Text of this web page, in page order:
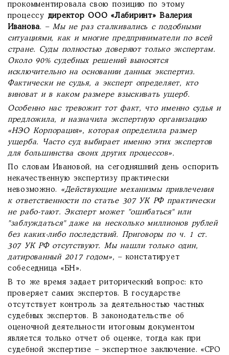
прокомментировала свою позицию по этому
процессу директор ООО «Лабиринт» Валерия
Иванова. –Мы не раз сталкивались с подобными
ситуациями, как и многие предприниматели по всей
стране. Суды полностью доверяют только экспертам.
Около 90% судебных решений выносятся
исключительно на основании данных экспертиз.
Фактически не судья, а эксперт определяет, кто
виноват и в каком размере взыскивать ущерб.
Особенно нас тревожит тот факт, что именно судья и
предложила, и назначила экспертную организацию
«НЭО Корпорация», которая определила размер
ущерба. Часто суд выбирает именно этих экспертов
для большинства своих других процессов».
По словам Ивановой, на сегодняшний день оспорить
некачественную экспертизу практически
невозможно. «Действующие механизмы привлечения
к ответственности по статье 307 УК РФ практически
не рабо-тают. Эксперт может "ошибаться" или
"заблуждаться" даже на несколько миллионов рублей
без каких-либо последствий. Приговоры по ч. 1 ст.
307 УК РФ отсутствуют. Мы нашли только один,
датированный 2017 годом»,– констатирует
собеседница «БН».
В то же время задает риторический вопрос: кто
проверяет самих экспертов. В государстве
отсутствует контроль за деятельностью частных
судебных экспертов. В законодательстве об
оценочной деятельности итоговым документом
является только отчет об оценке, тогда как при
судебной экспертизе – экспертное заключение. «СРО